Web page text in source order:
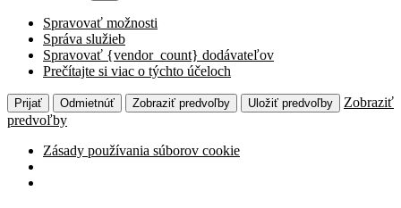
Spravovať možnosti
Správa služieb
Spravovať {vendor_count} dodávateľov
Prečítajte si viac o týchto účeloch
Prijať Odmietnúť Zobraziť predvoľby Uložiť predvoľby
Zobraziť
predvoľby
Zásady používania súborov cookie